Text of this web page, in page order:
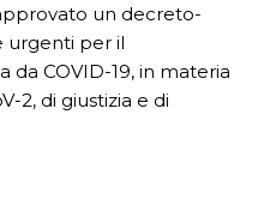
un decreto-
urgenti per il
COVID-19, in materia
2, di giustizia e di